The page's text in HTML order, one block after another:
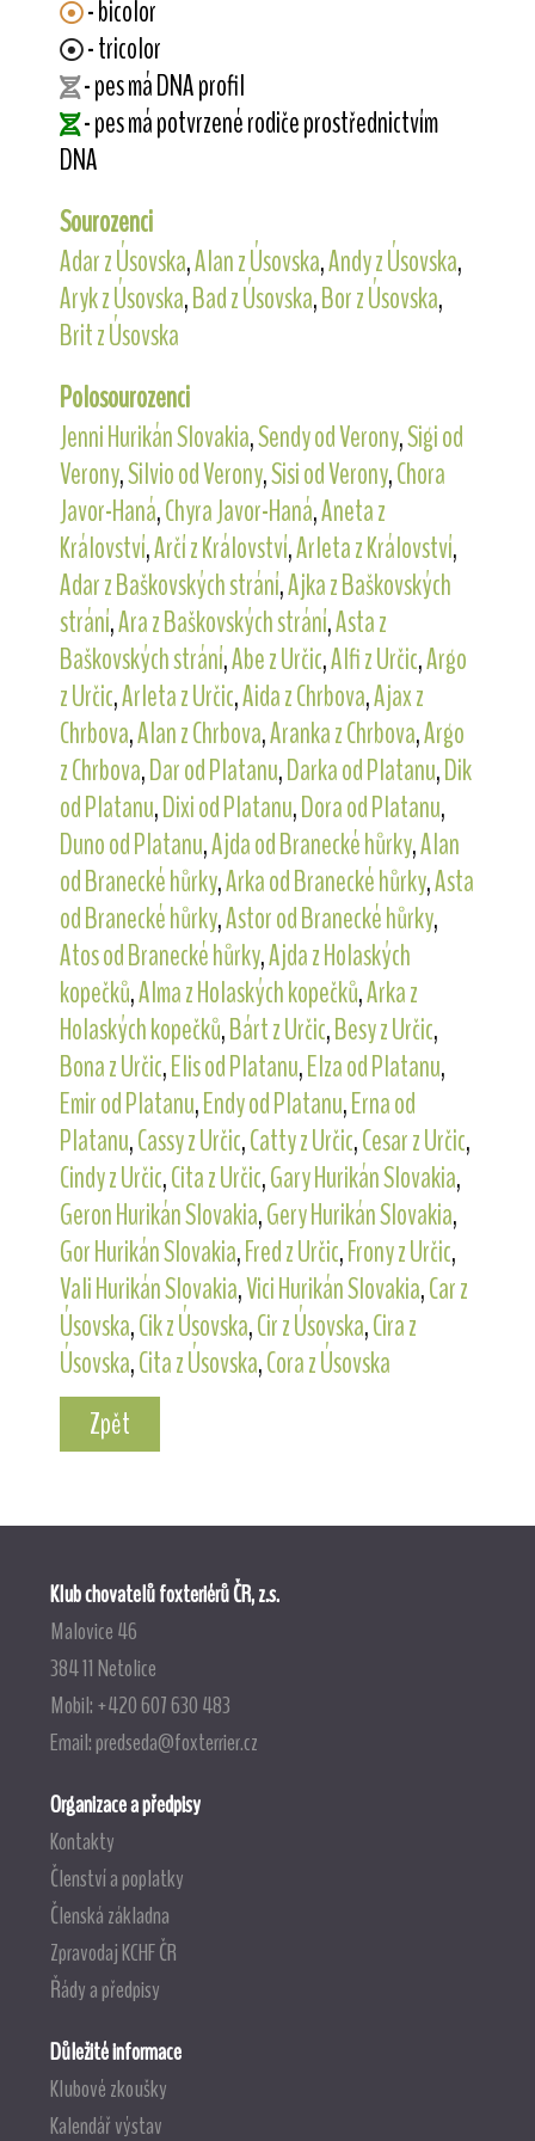
- bicolor
- tricolor
- pes má DNA profil
- pes má potvrzené rodiče prostřednictvím
DNA
Sourozenci
Adar z Úsovska,Alan z Úsovska,Andy z Úsovska,
Aryk z Úsovska,Bad z Úsovska,Bor z Úsovska,
Brit z Úsovska
Polosourozenci
Jenni Hurikán Slovakia,Sendy od Verony,Sigi od
Verony,Silvio od Verony,Sisi od Verony,Chora
Javor-Haná,Chyra Javor-Haná,Aneta z
Království,Arčí z Království,Arleta z Království,
Adar z Baškovských strání,Ajka z Baškovských
strání,Ara z Baškovských strání,Asta z
Baškovských strání,Abe z Určic,Alfi z Určic,Argo
z Určic,Arleta z Určic,Aida z Chrbova,Ajax z
Chrbova,Alan z Chrbova,Aranka z Chrbova,Argo
z Chrbova,Dar od Platanu,Darka od Platanu,Dik
od Platanu,Dixi od Platanu,Dora od Platanu,
Duno od Platanu,Ajda od Branecké hůrky,Alan
od Branecké hůrky,Arka od Branecké hůrky,Asta
od Branecké hůrky,Astor od Branecké hůrky,
Atos od Branecké hůrky,Ajda z Holaských
kopečků,Alma z Holaských kopečků,Arka z
Holaských kopečků,Bárt z Určic,Besy z Určic,
Bona z Určic,Elis od Platanu,Elza od Platanu,
Emir od Platanu,Endy od Platanu,Erna od
Platanu,Cassy z Určic,Catty z Určic,Cesar z Určic,
Cindy z Určic,Cita z Určic,Gary Hurikán Slovakia,
Geron Hurikán Slovakia,Gery Hurikán Slovakia,
Gor Hurikán Slovakia,Fred z Určic,Frony z Určic,
Vali Hurikán Slovakia,Vici Hurikán Slovakia,Car z
Úsovska,Cik z Úsovska,Cir z Úsovska,Cira z
Úsovska,Cita z Úsovska,Cora z Úsovska
Zpět
Klub chovatelů foxteriérů ČR, z.s.
Malovice 46
384 11 Netolice
Mobil: +420 607 630 483
Email:predseda@foxterrier.cz
Organizace a předpisy
Kontakty
Členství a poplatky
Členská základna
Zpravodaj KCHF ČR
Řády a předpisy
Důležité informace
Klubové zkoušky
Kalendář výstav